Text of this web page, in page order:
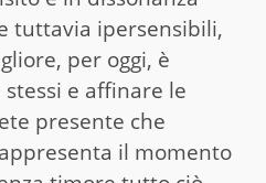
tuttavia ipersensibili,
per oggi, è
e affinare le
presente che
il momento